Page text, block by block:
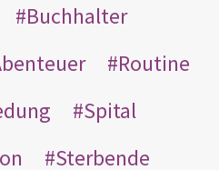
Buchhalter
Routine
Spital
Sterbende